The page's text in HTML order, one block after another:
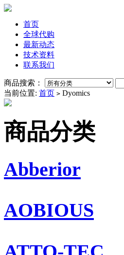
首页
全球代购
最新动态
技术资料
联系我们
商品搜索：
当前位置: 首页 > Dyomics
商品分类
Abberior
AOBIOUS